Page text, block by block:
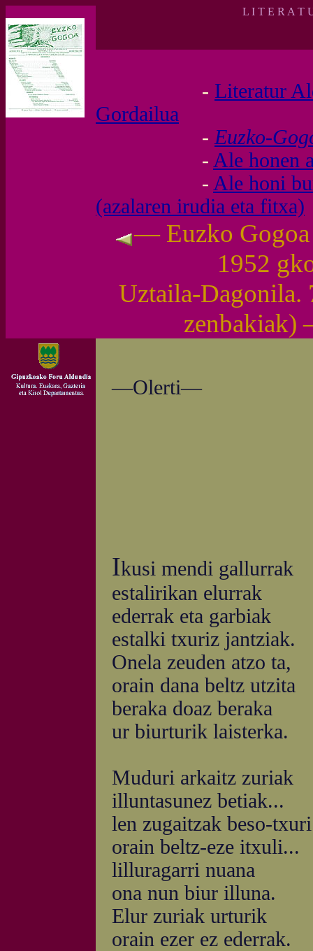
L I T E R A T
- Literatur
Gordailua
- Euzko-
- Ale honen
- Ale honi
(azalaren irudia eta fitxa)
— Euzko
1952
Uztaila-Dagonila.
—Olerti—
Ikusi mendi gallurrak
estalirikan elurrak
ederrak eta garbiak
estalki txuriz jantziak.
Onela zeuden atzo ta,
orain dana beltz utzita
beraka doaz beraka
ur biurturik laisterka.
Muduri arkaitz zuriak
illuntasunez betiak...
len zugaitzak beso-txuri
orain beltz-eze itxuli...
lilluragarri nuana
ona nun biur illuna.
Elur zuriak urturik
orain ezer ez ederrak.